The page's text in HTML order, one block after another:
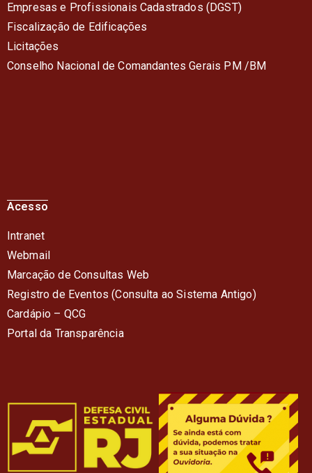
Empresas e Profissionais Cadastrados (DGST)
Fiscalização de Edificações
Licitações
Conselho Nacional de Comandantes Gerais PM /BM
Acesso
Intranet
Webmail
Marcação de Consultas Web
Registro de Eventos (Consulta ao Sistema Antigo)
Cardápio – QCG
Portal da Transparência